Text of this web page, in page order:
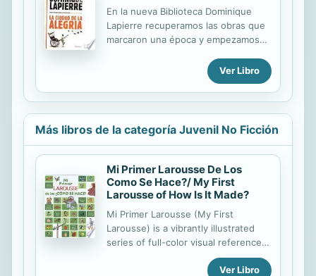
En la nueva Biblioteca Dominique
Lapierre recuperamos las obras que
marcaron una época y empezamos
el 25 aniversario de su novela más
emblemática. En La Ciudad de la
Alegría se narran las vivencias de
de chabolas) de Calcuta. Paul
Lambert es un cura católico francés
cuya misión personal es ayudar a los
más necesitados. Max Loeb un
médico americano que llega a
Calcuta cautivado por el trabajo de
Lambert. Su historia se va mezclando
con la de la familia Pal, con el cabeza
de familia Hasari, que deben de
Ver Libro
Más libros de la categoría Juvenil No Ficción
Mi Primer Larousse De Los
Como Se Hace?/ My First
Larousse of How Is It Made?
Mi Primer Larousse (My First
Larousse) is a vibrantly illustrated
series of full-color visual reference
books written in Spanish for school
age children. This series has fun
Ver Libro